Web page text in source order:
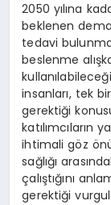
2050 yılına
beklenen
tedavi
beslenme
insanları, tek
gerektiği
katılımcıların
ihtimali göz
sağlığı
çalıştığını
gerektiği